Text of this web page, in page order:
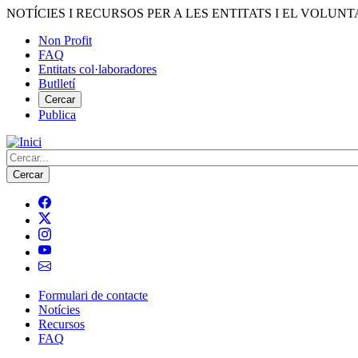
Vés
contingut
NOTÍCIES I RECURSOS PER A LES ENTITATS I EL
Menú
del
compte
d'usuari
Non Profit
FAQ
Entitats col·laboradores
Butlletí
Cercar
Publica
Cerca
Navegació
principal
Formulari de contacte
Notícies
Recursos
FAQ